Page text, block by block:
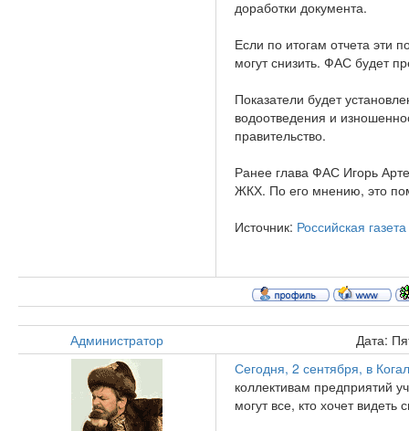
доработки документа.
Если по итогам отчета эти
могут снизить. ФАС будет
Показатели будет
водоотведения и
правительство.
Ранее глава ФАС Игорь
ЖКХ. По его мнению, это
Источник: Российская газета
Администратор Дата:
Сегодня, 2 сентября, в
коллективам предприятий
могут все, кто хочет